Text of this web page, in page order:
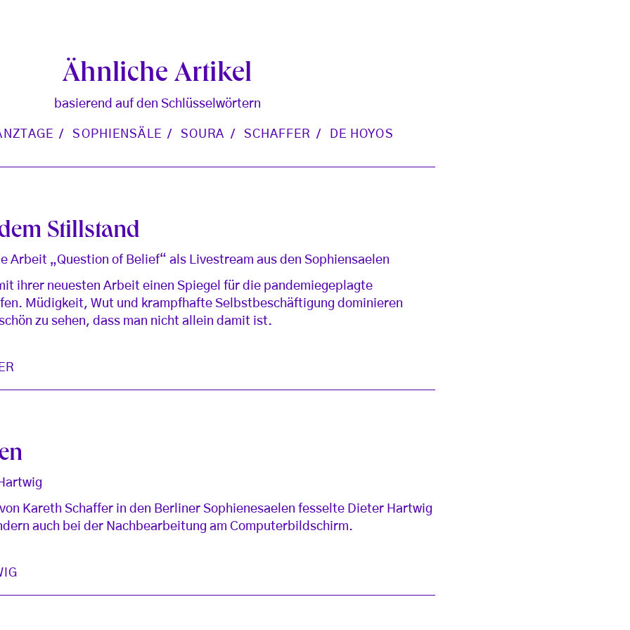
Ähnliche Artikel
basierend auf den Schlüsselwörtern
SOPHIENSÄLE SOURA SCHAFFER DE HOYOS
Stillstand
Arbeit „Question of Belief“ als Livestream aus den Sophiensaelen
ihrer neuesten Arbeit einen Spiegel für die pandemiegeplagte
Müdigkeit, Wut und krampfhafte Selbstbeschäftigung dominieren
zu sehen, dass man nicht allein damit ist.
Kareth Schaffer in den Berliner Sophienesaelen fesselte Dieter Hartwig
auch bei der Nachbearbeitung am Computerbildschirm.